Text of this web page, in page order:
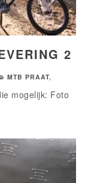
2
MTB PRAAT,
mogelijk: Foto